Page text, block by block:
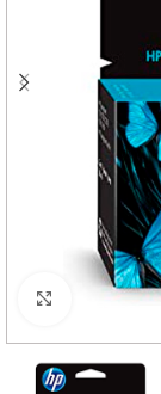
Haga Click